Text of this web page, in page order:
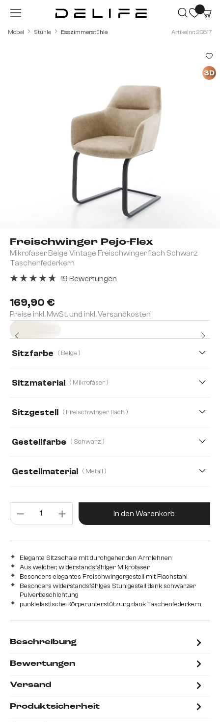
Zum Hauptinhalt springen
Möbel Stühle Esszimmerstühle Artikelnr.: 20817
Freischwinger Pejo-Flex
Mikrofaser Beige Vintage Freischwinger flach Schwarz
Taschenfederkern
169,90 €
Preise inkl. MwSt. und inkl. Versandkosten
19 Bewertungen
Sitzfarbe ( Beige )
Sitzmaterial ( Mikrofaser )
Mikrofaser/Bouclé Mikrofaser/Bouclé, Mikrofaser
Plüsch Samt Strukturstoff Soft
Sitzgestell ( Freischwinger flach )
Gestellfarbe ( Schwarz )
Gestellmaterial ( Metall )
Eiche Holz Produkt Anzahl: Gib den
In den Warenkorb
Elegante Sitzschale mit durchgehenden Armlehnen
Aus weicher, widerstandsfähiger Mikrofaser
Besonders elegantes Freischwingergestell mit Flachstahl
Besonders widerstandsfähiges Stuhlgestell dank schwarzer
Pulverbeschichtung
punktelastische Körperunterstützung dank Taschenfederkern
3D
Beschreibung
Bewertungen
Versand
Produktsicherheit